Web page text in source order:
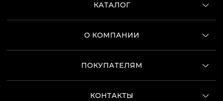
КАТАЛОГ
О КОМПАНИИ
ПОКУПАТЕЛЯМ
КОНТАКТЫ